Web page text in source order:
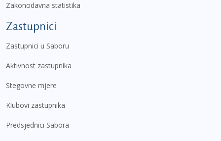
Zakonodavna statistika
Zastupnici
Zastupnici u Saboru
Aktivnost zastupnika
Stegovne mjere
Klubovi zastupnika
Predsjednici Sabora